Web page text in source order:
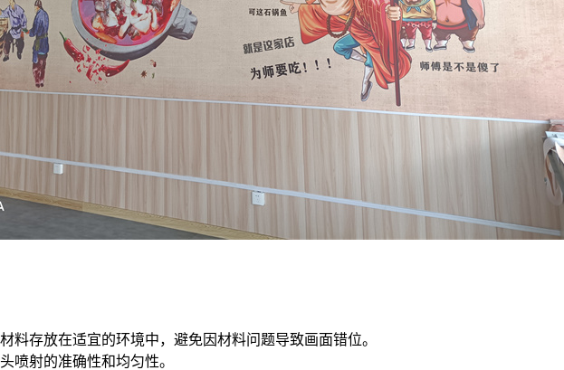
存放在适宜的环境中，避免因材料问题导致画面错位。
射的准确性和均匀性。